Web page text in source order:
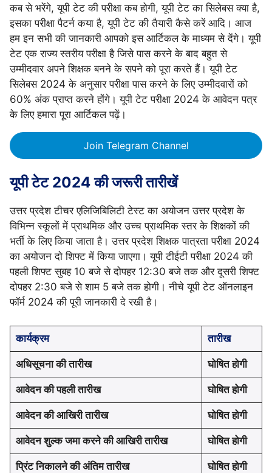
कब से भरेंगे, यूपी टेट की परीक्षा कब होगी, यूपी टेट का सिलेबस क्या है,
इसका परीक्षा पैटर्न कया है, यूपी टेट की तैयारी कैसे करें आदि। आज
हम इन सभी की जानकारी आपको इस आर्टिकल के माध्यम से देंगे। यूपी
टेट एक राज्य स्तरीय परीक्षा है जिसे पास करने के बाद बहुत से
उम्मीदवार अपने शिक्षक बनने के सपने को पूरा करते हैं। यूपी टेट
सिलेबस 2024 के अनुसार परीक्षा पास करने के लिए उम्मीदवारों को
60% अंक प्राप्त करने होंगे। यूपी टेट परीक्षा 2024 के आवेदन पत्र
के लिए हमारा पूरा आर्टिकल पढ़ें।
Join Telegram Channel
यूपी टेट 2024 की जरूरी तारीखें
उत्तर प्रदेश टीचर एलिजिबिलिटी टेस्ट का अयोजन उत्तर प्रदेश के
विभिन्न स्कूलों में प्राथमिक और उच्च प्राथमिक स्तर के शिक्षकों की
भर्ती के लिए किया जाता है। उत्तर प्रदेश शिक्षक पात्रता परीक्षा 2024
का अयोजन दो शिफ्ट में किया जाएगा। यूपी टीईटी परीक्षा 2024 की
पहली शिफ्ट सुबह 10 बजे से दोपहर 12:30 बजे तक और दूसरी शिफ्ट
दोपहर 2:30 बजे से शाम 5 बजे तक होगी। नीचे यूपी टेट ऑनलाइन
फॉर्म 2024 की पूरी जानकारी दे रखी है।
कार्यक्रम तारीख
अधिसूचना की तारीख घोषित होगी
आवेदन की पहली तारीख घोषित होगी
आवेदन की आखिरी तारीख घोषित होगी
आवेदन शुल्क जमा करने की आखिरी तारीख घोषित होगी
प्रिंट निकालने की अंतिम तारीख घोषित होगी